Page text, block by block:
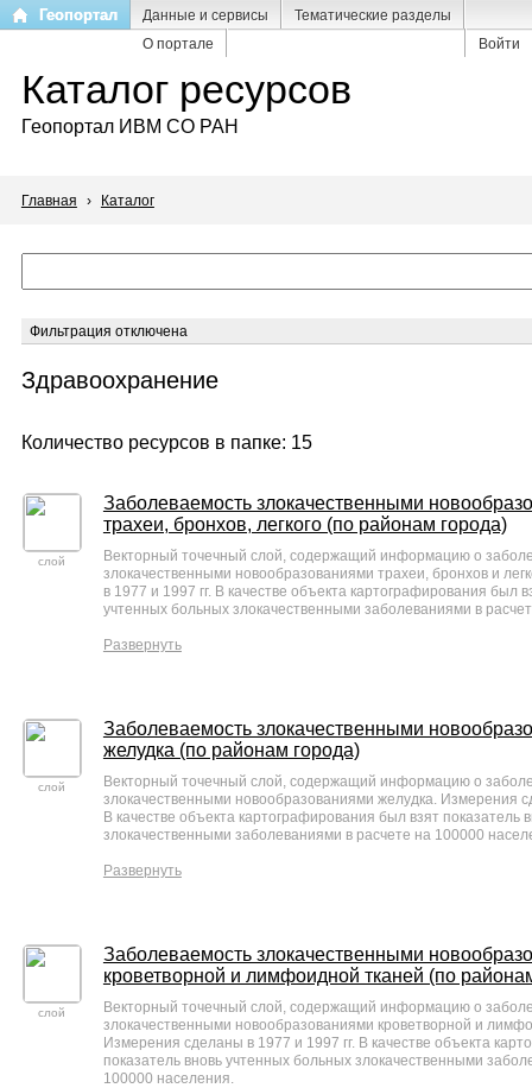
Перейти
содержанию
Геопортал Данные и сервисы
Тематические разделы
О портале
Войти
Каталог ресурсов
Геопортал ИВМ СО РАН
Главная › Каталог
Фильтрация отключена
Здравоохранение
Количество ресурсов в папке: 15
слой
Заболеваемость злокачественными
трахеи, бронхов, легкого (по районам города)
Векторный точечный слой, содержащий информацию о
злокачественными новообразованиями трахеи, бронхов и
в 1977 и 1997 гг. В качестве объекта картографирования был
учтенных больных злокачественными заболеваниями в
Развернуть
слой
Заболеваемость злокачественными
желудка (по районам города)
Векторный точечный слой, содержащий информацию о
злокачественными новообразованиями желудка. Измерения
В качестве объекта картографирования был взят показатель
злокачественными заболеваниями в расчете на 100000
Развернуть
слой
Заболеваемость злокачественными
кроветворной и лимфоидной тканей (по
Векторный точечный слой, содержащий информацию о
злокачественными новообразованиями кроветворной и
Измерения сделаны в 1977 и 1997 гг. В качестве объекта
показатель вновь учтенных больных злокачественными
100000 населения.